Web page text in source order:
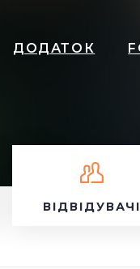
ДОДАТОК
ВІДВІДУВАЧІ